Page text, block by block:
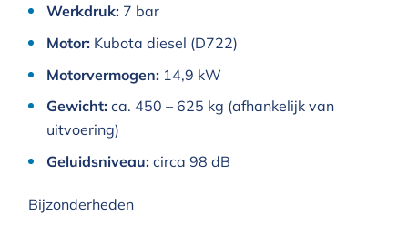
Werkdruk: 7 bar
Motor: Kubota diesel (D722)
Motorvermogen: 14,9 kW
Gewicht: ca. 450 – 625 kg (afhankelijk van
uitvoering)
Geluidsniveau: circa 98 dB
Bijzonderheden